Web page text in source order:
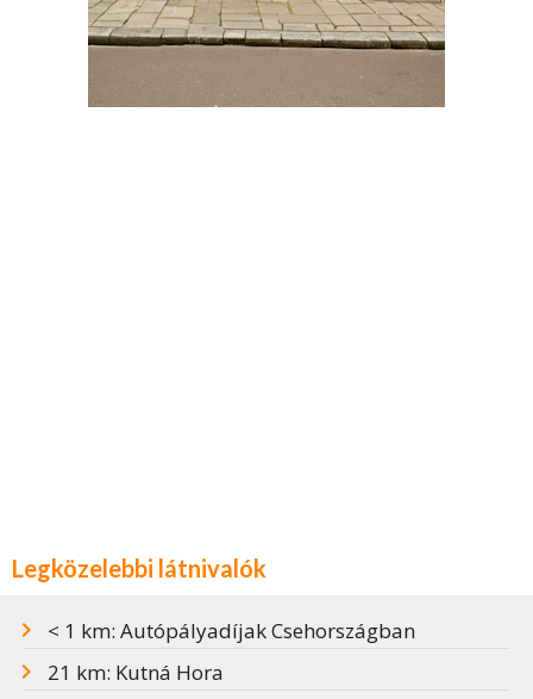
Legközelebbi látnivalók
< 1 km: Autópályadíjak Csehországban
21 km: Kutná Hora